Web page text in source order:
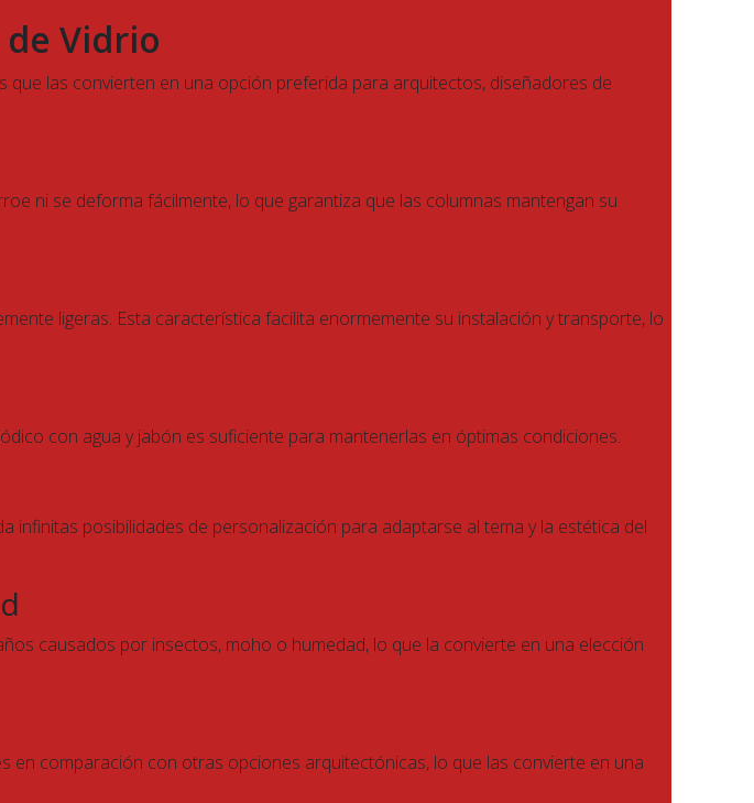
Vidrio
que las convierten en una opción preferida para arquitectos, diseñadores de
ni se deforma fácilmente, lo que garantiza que las columnas mantengan su
ligeras. Esta característica facilita enormemente su instalación y transporte, lo
con agua y jabón es suficiente para mantenerlas en óptimas condiciones.
infinitas posibilidades de personalización para adaptarse al tema y la estética del
causados por insectos, moho o humedad, lo que la convierte en una elección
en comparación con otras opciones arquitectónicas, lo que las convierte en una